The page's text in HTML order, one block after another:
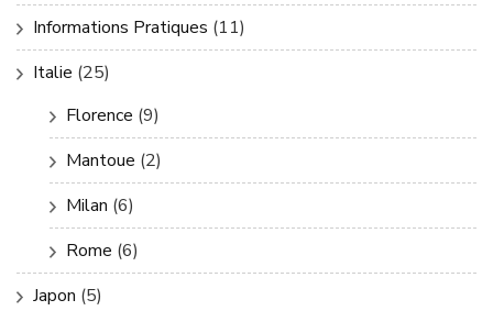
Informations Pratiques (11)
Italie (25)
Florence (9)
Mantoue (2)
Milan (6)
Rome (6)
Japon (5)